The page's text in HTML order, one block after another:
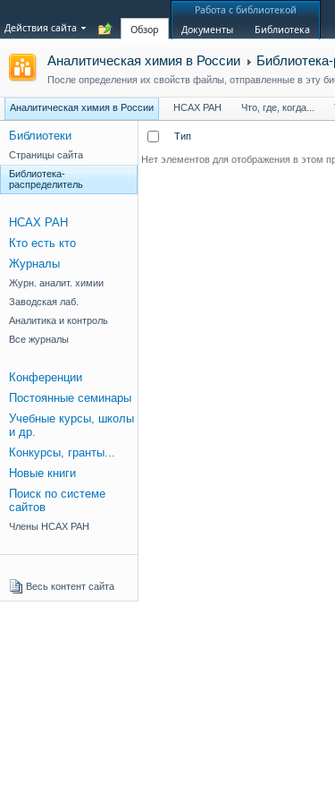
Действия сайта Обзор
Работа с библиотекой
Документы
Библиотека
Аналитическая химия в России
После определения их свойств файлы, отправленные в эту
Аналитическая химия в России НСАХ РАН Что, где, когда...
Библиотеки
Страницы сайта
Библиотека-
распределитель
НСАХ РАН
Кто есть кто
Журналы
Журн. аналит. химии
Заводская лаб.
Аналитика и контроль
Все журналы
Конференции
Постоянные семинары
Учебные курсы, школы
и др.
Конкурсы, гранты...
Новые книги
Поиск по системе
сайтов
Члены НСАХ РАН
Весь контент сайта
Тип
Нет элементов для отображения в этом